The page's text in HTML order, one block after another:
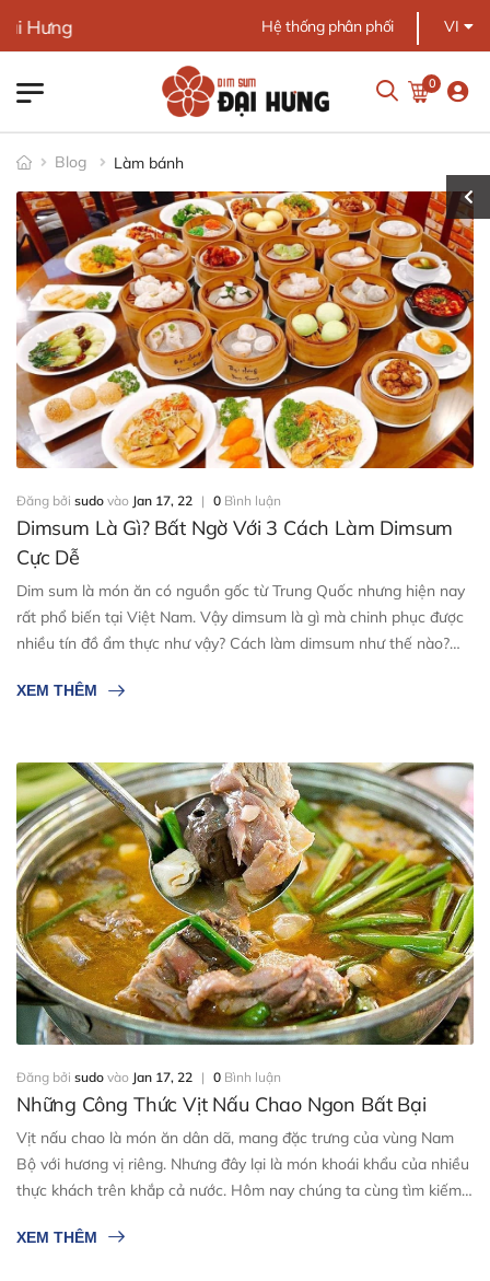
Hệ thống phân phối VI
0
Blog Làm bánh
Đăng bởi sudo vào Jan 17, 22 | 0 Bình luận
Dimsum Là Gì? Bất Ngờ Với 3 Cách Làm Dimsum
Cực Dễ
Dim sum là món ăn có nguồn gốc từ Trung Quốc nhưng hiện nay
rất phổ biến tại Việt Nam. Vậy dimsum là gì mà chinh phục được
nhiều tín đồ ẩm thực như vậy? Cách làm dimsum như thế nào?
được cập nhật ngay sau đây. Mời các bạn cùng theo ...
XEM THÊM
Đăng bởi sudo vào Jan 17, 22 | 0 Bình luận
Những Công Thức Vịt Nấu Chao Ngon Bất Bại
Vịt nấu chao là món ăn dân dã, mang đặc trưng của vùng Nam
Bộ với hương vị riêng. Nhưng đây lại là món khoái khẩu của nhiều
thực khách trên khắp cả nước. Hôm nay chúng ta cùng tìm kiếm
XEM THÊM